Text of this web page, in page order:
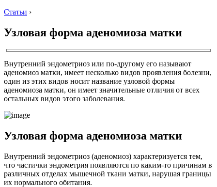
Статьи ›
Узловая форма аденомиоза матки
Внутренний эндометриоз или по-другому его называют
аденомиоз матки, имеет несколько видов проявления болезни,
один из этих видов носит название узловой формы
аденомиоза матки, он имеет значительные отличия от всех
остальных видов этого заболевания.
Узловая форма аденомиоза матки
Внутренний эндометриоз (аденомиоз) характеризуется тем,
что частички эндометрия появляются по каким-то причинам в
различных отделах мышечной ткани матки, нарушая границы
их нормального обитания.